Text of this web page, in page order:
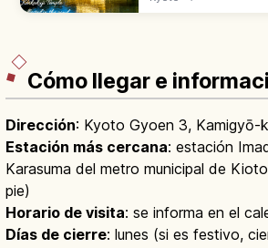
Shariden de tres
Cómo llegar e
Dirección: Kyoto Gyoen 3, Kamigyō-
Estación más cercana: estación
Karasuma del metro municipal de
pie)
Horario de visita: se informa en el
Días de cierre: lunes (si es festivo,